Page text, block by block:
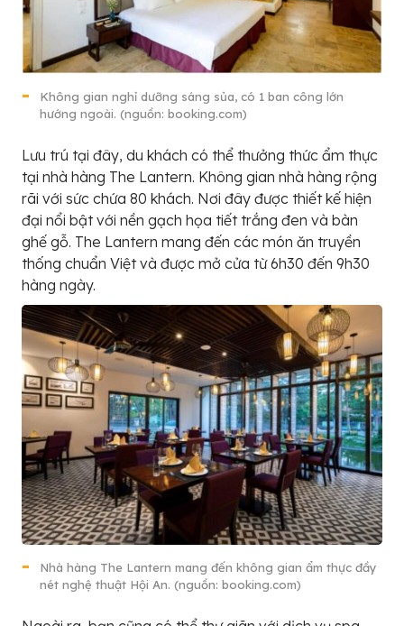
Không gian nghỉ dưỡng sáng sủa, có 1 ban công lớn
hướng ngoài. (nguồn: booking.com)
Lưu trú tại đây, du khách có thể thưởng thức ẩm thực
tại nhà hàng The Lantern. Không gian nhà hàng rộng
rãi với sức chứa 80 khách. Nơi đây được thiết kế hiện
đại nổi bật với nền gạch họa tiết trắng đen và bàn
ghế gỗ. The Lantern mang đến các món ăn truyền
thống chuẩn Việt và được mở cửa từ 6h30 đến 9h30
hàng ngày.
Nhà hàng The Lantern mang đến không gian ẩm thực đầy
nét nghệ thuật Hội An. (nguồn: booking.com)